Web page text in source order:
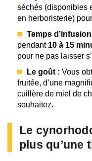
séchés (disponibles
en herboristerie)
Temps
pendant 10 à 15
pour ne pas laisser
Le goût : Vous
fruitée, d’une
cuillère de miel de
souhaitez.
Le
plus qu’une